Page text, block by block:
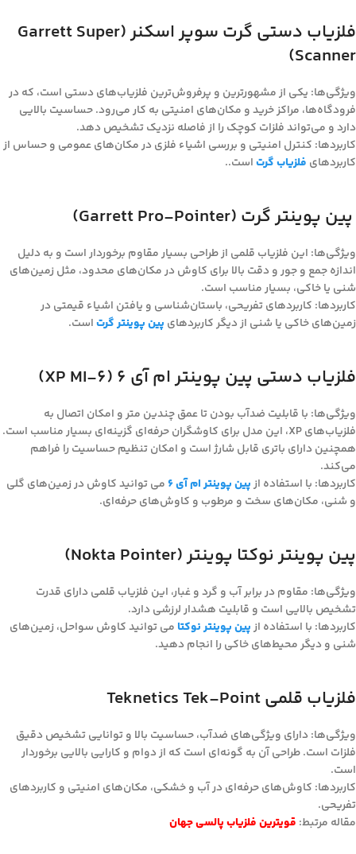
فلزیاب دستی گرت سوپر اسکنر (Garrett Super
Scanner)
ویژگی‌ها: یکی از مشهورترین و پرفروش‌ترین فلزیاب‌های دستی است، که در
فرودگاه‌ها، مراکز خرید و مکان‌های امنیتی به کار می‌رود. حساسیت بالایی
دارد و می‌تواند فلزات کوچک را از فاصله نزدیک تشخیص دهد.
کاربردها: کنترل امنیتی و بررسی اشیاء فلزی در مکان‌های عمومی و حساس از
کاربردهای فلزیاب گرتاست..
پین پوینتر گرت (Garrett Pro-Pointer)
ویژگی‌ها: این فلزیاب قلمی از طراحی بسیار مقاوم برخوردار است و به دلیل
اندازه جمع و جور و دقت بالا برای کاوش در مکان‌های محدود، مثل زمین‌های
شنی یا خاکی، بسیار مناسب است.
کاربردها: کاربردهای تفریحی، باستان‌شناسی و یافتن اشیاء قیمتی در
زمین‌های خاکی یا شنی از دیگر کاربردهای پین پوینتر گرتاست.
فلزیاب دستی پین پوینتر ام آی 6 (XP MI-6)
ویژگی‌ها: با قابلیت ضدآب بودن تا عمق چندین متر و امکان اتصال به
فلزیاب‌های XP، این مدل برای کاوشگران حرفه‌ای گزینه‌ای بسیار مناسب است.
همچنین دارای باتری قابل شارژ است و امکان تنظیم حساسیت را فراهم
می‌کند.
کاربردها: با استفاده ازپین پوینتر ام آی 6
می توانید کاوش در زمین‌های گلی
و شنی، مکان‌های سخت و مرطوب و کاوش‌های حرفه‌ای.
پین پوینتر نوکتا پوینتر (Nokta Pointer)
ویژگی‌ها: مقاوم در برابر آب و گرد و غبار، این فلزیاب قلمی دارای قدرت
تشخیص بالایی است و قابلیت هشدار لرزشی دارد.
کاربردها: با استفاده ازپین پوینتر نوکتا می توانید کاوش سواحل، زمین‌های
شنی و دیگر محیط‌های خاکی را انجام دهید.
فلزیاب قلمی Teknetics Tek-Point
ویژگی‌ها: دارای ویژگی‌های ضدآب، حساسیت بالا و توانایی تشخیص دقیق
فلزات است. طراحی آن به گونه‌ای است که از دوام و کارایی بالایی برخوردار
است.
کاربردها: کاوش‌های حرفه‌ای در آب و خشکی، مکان‌های امنیتی و کاربردهای
تفریحی.
مقاله مرتبط: قویترین فلزیاب پالسی جهان